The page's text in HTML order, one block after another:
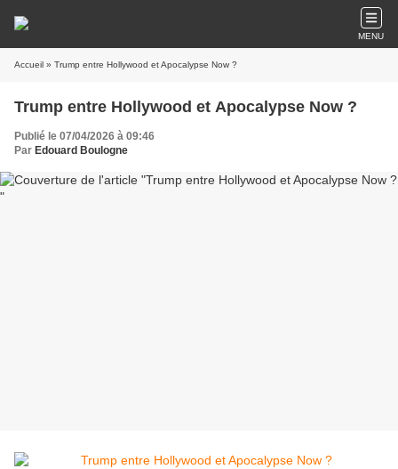
MENU
Accueil » Trump entre Hollywood et Apocalypse Now ?
Trump entre Hollywood et Apocalypse Now ?
Publié le 07/04/2026 à 09:46
Par Edouard Boulogne